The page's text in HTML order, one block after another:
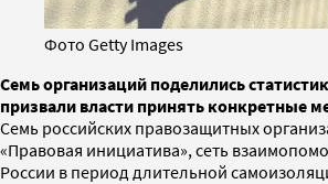
Фото Getty Images
Семь организаций поделились
призвали власти принять конкретные
Семь российских правозащитных
«Правовая инициатива», сеть
России в период длительной